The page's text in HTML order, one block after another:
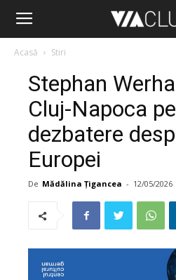
Acasă Stiri
Stephan
Cluj-Napoca
dezbatere
Europei
De Mădălina Țigancea - 12/05/2026